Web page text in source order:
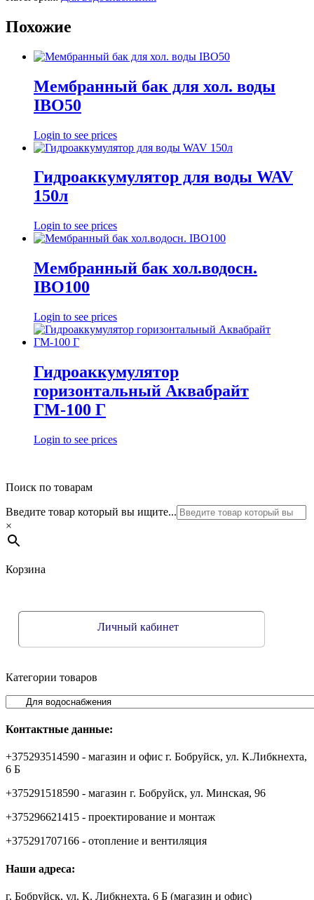
Похожие
Мембранный бак для хол. воды
IBO50
Login to see prices
Гидроаккумулятор для воды WAV
150л
Login to see prices
Мембранный бак хол.водосн.
IBO100
Login to see prices
Гидроаккумулятор
горизонтальный Аквабрайт
ГМ-100 Г
Login to see prices
Поиск по товарам
Введите товар который вы ищите...
×
Корзина
Личный кабинет
Категории товаров
Контактные данные:
+375293514590 - магазин и офис г. Бобруйск, ул. К.Либкнехта,
6 Б
+375291518590 - магазин г. Бобруйск, ул. Минская, 96
+375296621415 - проектирование и монтаж
+375291707166 - отопление и вентиляция
Наши адреса:
г. Бобруйск, ул. К. Либкнехта, 6 Б (магазин и офис)